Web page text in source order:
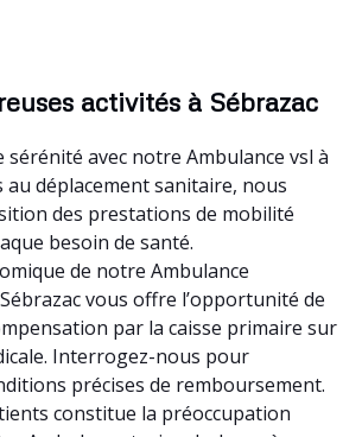
activités à Sébrazac
sérénité avec notre Ambulance vsl à
au déplacement sanitaire, nous
des prestations de mobilité
besoin de santé.
de notre Ambulance
vous offre l’opportunité de
par la caisse primaire sur
Interrogez-nous pour
précises de remboursement.
constitue la préoccupation